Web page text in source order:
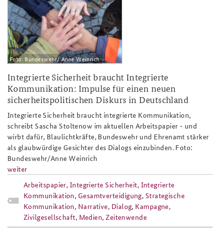
Foto: Bundeswehr/ Anne Weinrich
Integrierte Sicherheit braucht Integrierte
Kommunikation: Impulse für einen neuen
sicherheitspolitischen Diskurs in Deutschland
Integrierte Sicherheit braucht integrierte Kommunikation,
schreibt Sascha Stoltenow im aktuellen Arbeitspapier - und
wirbt dafür, Blaulichtkräfte, Bundeswehr und Ehrenamt stärker
als glaubwürdige Gesichter des Dialogs einzubinden. Foto:
Bundeswehr/Anne Weinrich
weiter
Arbeitspapier, Integrierte Sicherheit, Integrierte
Kommunikation, Gesamtverteidigung, Strategische
Kommunikation, Narrative, Dialog, Kampagne,
Zivilgesellschaft, Medien,Zeitenwende